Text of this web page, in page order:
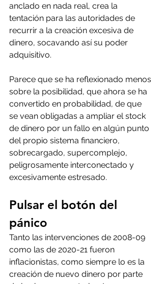
anclado en nada real, crea la
tentación para las autoridades de
recurrir a la creación excesiva de
dinero, socavando así su poder
adquisitivo.
Parece que se ha reflexionado menos
sobre la posibilidad, que ahora se ha
convertido en probabilidad, de que
se vean obligadas a ampliar el stock
de dinero por un fallo en algún punto
del propio sistema financiero,
sobrecargado, supercomplejo,
peligrosamente interconectado y
excesivamente estresado.
Pulsar el botón del
pánico
Tanto las intervenciones de 2008-09
como las de 2020-21 fueron
inflacionistas, como siempre lo es la
creación de nuevo dinero por parte